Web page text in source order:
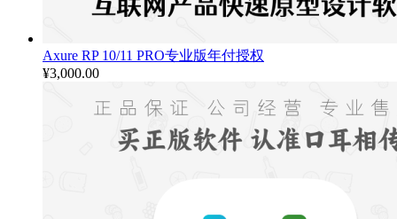
Axure RP 10/11 PRO专业版年付授权
¥3,000.00